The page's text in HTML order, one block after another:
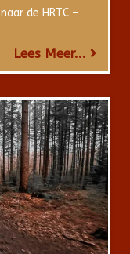
de HRTC –
Lees Meer...